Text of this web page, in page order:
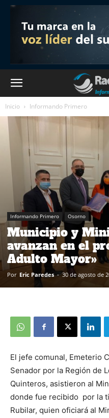
Inicio Informando Primero
Informando Primero Osorno
Municipio y
avanzan en el
Adulto Mayor»
Por Eric Paredes - 30 de agosto de
El jefe comunal, Emeterio
Senador por la Región de
Quinteros, asistieron al
donde fue recibido por la
Rubilar, quien oficiará al